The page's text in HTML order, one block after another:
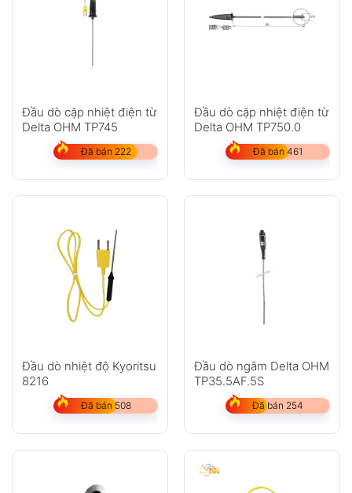
Đầu dò cặp nhiệt điện từ
Delta OHM TP745
Đã bán 222
Đầu dò cặp nhiệt điện từ
Delta OHM TP750.0
Đã bán 461
Đầu dò nhiệt độ Kyoritsu
8216
Đã bán 508
Đầu dò ngâm Delta OHM
TP35.5AF.5S
Đã bán 254